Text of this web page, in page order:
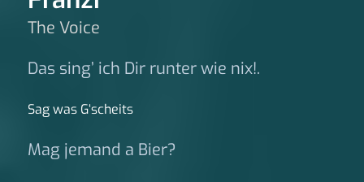
The Voice
Das sing’ ich Dir runter wie nix!.
Sag was G‘scheits
Mag jemand a Bier?